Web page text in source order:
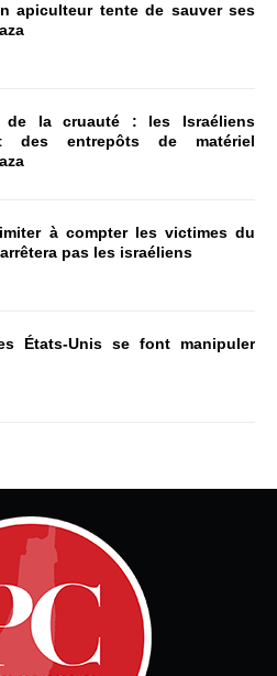
apiculteur tente de sauver ses
de la cruauté : les Israéliens
des entrepôts de matériel
à compter les victimes du
pas les israéliens
États-Unis se font manipuler